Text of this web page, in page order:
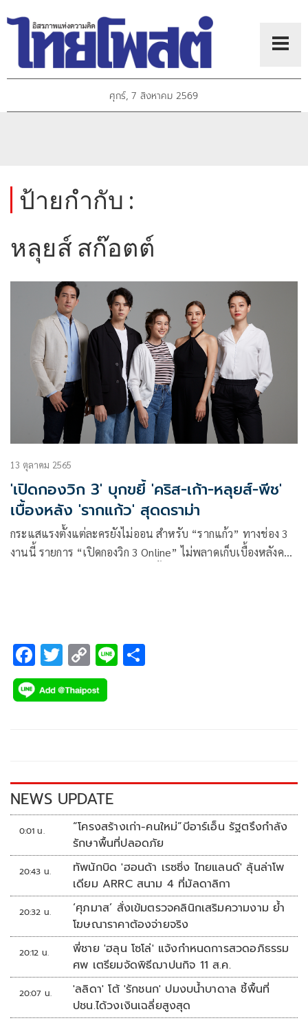
ศุกร์, 7 สิงหาคม 2569
ป้ายกำกับ :
หลุยส์ สก๊อตต์
13 ตุลาคม 2565
'เปิดกองวิก 3' บุกขยี้ 'คริส-เก้า-หลุยส์-พีช'
เบื้องหลัง 'รากแก้ว' สุดดราม่า
กระแสแรงตั้งแต่ละครยังไม่ออน สำหรับ “รากแก้ว” ทางช่อง 3
งานนี้ รายการ “เปิดกองวิก 3 Online” ไม่พลาดเก็บเบื้องหลังค
F
ac
e
k
T
wi
tt
C
o
p
k
Li
NEWS UPDATE
0:01 น.
“โครงสร้างเก่า-คนใหม่”บีอาร์เอ็น รัฐตรึงกำลัง
รักษาพื้นที่ปลอดภัย
20:43 น.
ทัพนักบิด 'ฮอนด้า เรซซิ่ง ไทยแลนด์' ลุ้นล่าโพ
เดียม ARRC สนาม 4 ที่มัลดาลิกา
20:32 น.
‘ศุภมาส’ สั่งเข้มตรวจคลินิกเสริมความงาม ย้ำ
โฆษณาราคาต้องจ่ายจริง
20:12 น.
พี่ชาย 'ฮลุน โซโล่' แจ้งกำหนดการสวดอภิธรรม
ศพ เตรียมจัดพิธีฌาปนกิจ 11 ส.ค.
20:07 น.
'ลลิดา' โต้ 'รักชนก' ปมงบน้ำบาดาล ชี้พื้นที่
ปชน.ได้วงเงินเฉลี่ยสูงสุด